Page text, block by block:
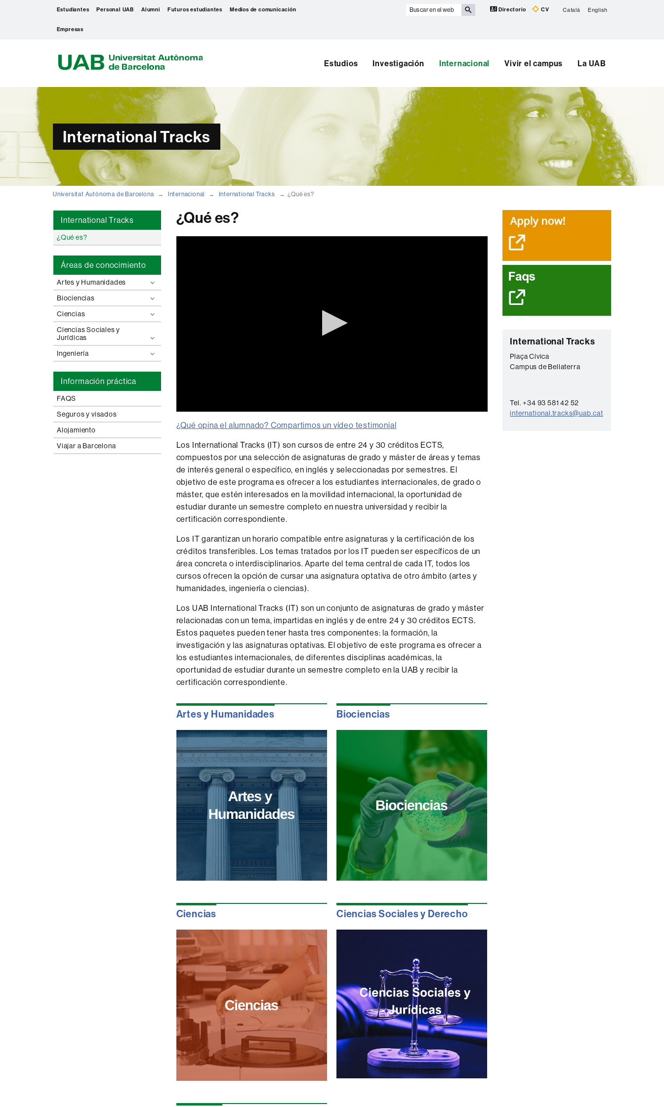
Estudiantes Personal UAB Alumni Futuros estudiantes Medios de comunicación
Empresas
Buscar
Directorio CV Català English
B
Estudios Investigación Internacional Vivir el campus La UAB
International Tracks
Universitat Autònoma de Barcelona Internacional International Tracks ¿Qué es?
International Tracks
¿Qué es?
Áreas de conocimiento
Artes y Humanidades
Biociencias
Ciencias
Ciencias Sociales y
Jurídicas
Ingeniería
Información práctica
FAQS
Seguros y visados
Alojamiento
Viajar a Barcelona
¿Qué es?
seconds
of
secondsVolume
90%
¿Qué opina el alumnado? Compartimos un vídeo testimonial
Los International Tracks (IT) son cursos de entre 24 y 30 créditos ECTS,
compuestos por una selección de asignaturas de grado y máster de áreas y temas
de interés general o específico, en inglés y seleccionadas por semestres. El
objetivo de este programa es ofrecer a los estudiantes internacionales, de grado o
máster, que estén interesados en la movilidad internacional, la oportunidad de
estudiar durante un semestre completo en nuestra universidad y recibir la
certificación correspondiente.
Los IT garantizan un horario compatible entre asignaturas y la certificación de los
créditos transferibles. Los temas tratados por los IT pueden ser específicos de un
área concreta o interdisciplinarios. Aparte del tema central de cada IT, todos los
cursos ofrecen la opción de cursar una asignatura optativa de otro ámbito (artes y
humanidades, ingeniería o ciencias).
Los UAB International Tracks (IT) son un conjunto de asignaturas de grado y máster
relacionadas con un tema, impartidas en inglés y de entre 24 y 30 créditos ECTS.
Estos paquetes pueden tener hasta tres componentes: la formación, la
investigación y las asignaturas optativas. El objetivo de este programa es ofrecer a
los estudiantes internacionales, de diferentes disciplinas académicas, la
oportunidad de estudiar durante un semestre completo en la UAB y recibir la
certificación correspondiente.
Artes y Humanidades Biociencias
Ciencias Ciencias Sociales y Derecho
Información
complementaria
C
o
n
a
c
International Tracks
Plaça Cívica
Campus de Bellaterra
Tel. +34 93 581 42 52
international.tracks@uab.cat